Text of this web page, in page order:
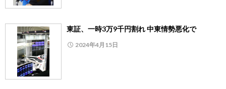
東証、一時3万9千円割れ 中東情勢悪化で
2024年4月15日